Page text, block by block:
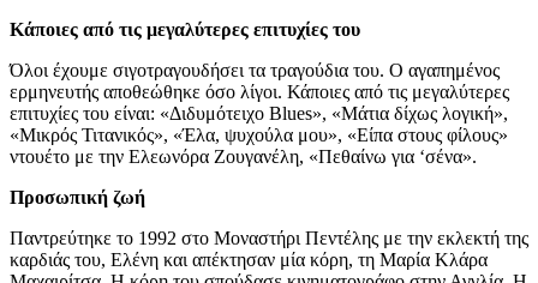
Κάποιες από τις μεγαλύτερες επιτυχίες του
Όλοι έχουμε σιγοτραγουδήσει τα τραγούδια του. Ο αγαπημένος
ερμηνευτής αποθεώθηκε όσο λίγοι. Κάποιες από τις μεγαλύτερες
επιτυχίες του είναι: «Διδυμότειχο Blues», «Μάτια δίχως λογική»,
«Μικρός Τιτανικός», «Έλα, ψυχούλα μου», «Είπα στους φίλους»
ντουέτο με την Ελεωνόρα Ζουγανέλη, «Πεθαίνω για ‘σένα».
Προσωπική ζωή
Παντρεύτηκε το 1992 στο Μοναστήρι Πεντέλης με την εκλεκτή της
καρδιάς του, Ελένη και απέκτησαν μία κόρη, τη Μαρία Κλάρα